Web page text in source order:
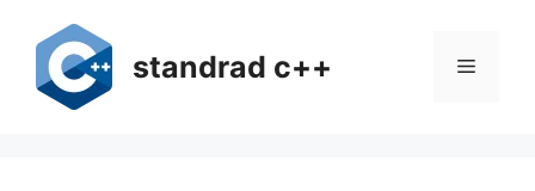
standrad c++ 菜